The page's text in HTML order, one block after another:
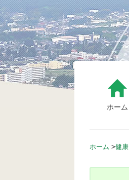
S
k
i
p
t
o
c
ホーム
ホーム >健